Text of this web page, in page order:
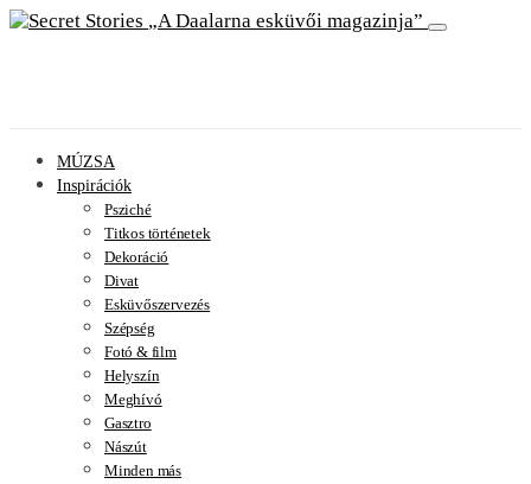
A Daalarna esküvői magazinja
MÚZSA
Inspirációk
Psziché
Titkos történetek
Dekoráció
Divat
Esküvőszervezés
Szépség
Fotó & film
Helyszín
Meghívó
Gasztro
Nászút
Minden más